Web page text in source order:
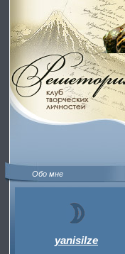
Обо мне
yanisilze